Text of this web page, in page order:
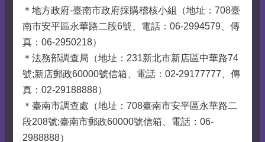
＊地方政府-臺南市政府採購稽核小組（地址：708臺
南市安平區永華路二段6號、電話：06-2994579、傳
真：06-2950218）
＊法務部調查局（地址：231新北市新店區中華路74
號;新店郵政60000號信箱、電話：02-29177777、傳
真：02-29188888）
＊臺南市調查處（地址：708臺南市安平區永華路二
段208號;臺南市郵政60000號信箱、電話：06-
2988888）